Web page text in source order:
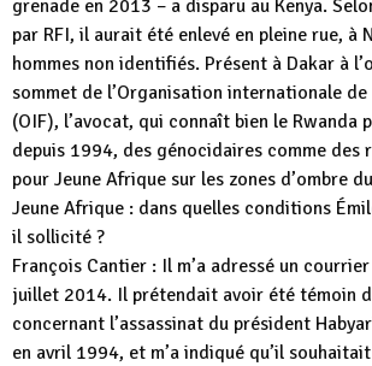
grenade en 2013 – a disparu au Kenya.
par RFI, il aurait été enlevé en pleine rue, à
hommes non identifiés. Présent à Dakar à
sommet de l’Organisation internationale
(OIF), l’avocat, qui connaît bien le Rwanda
depuis 1994, des génocidaires comme des
pour Jeune Afrique sur les zones d’ombre
Jeune Afrique : dans quelles conditions
il sollicité ?
François Cantier : Il m’a adressé un
juillet 2014. Il prétendait avoir été témoin
concernant l’assassinat du président
en avril 1994, et m’a indiqué qu’il